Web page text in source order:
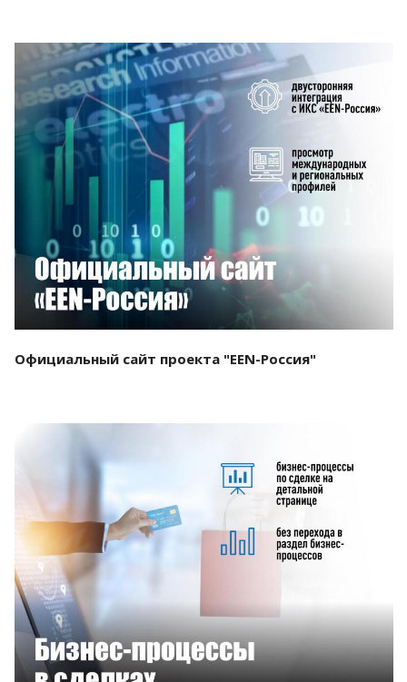
Смотреть проект
Официальный сайт проекта "EEN-Россия"